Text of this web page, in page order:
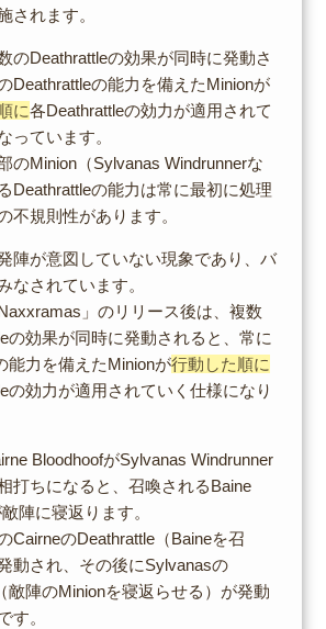
されます。
のDeathrattleの効果が同時に発動さ
Deathrattleの能力を備えたMinionが
に各Deathrattleの効力が適用されて
っています。
のMinion（Sylvanas Windrunnerな
Deathrattleの能力は常に最初に処理
不規則性があります。
陣が意図していない現象であり、バ
なされています。
」のリリース後は、複数
の効果が同時に発動されると、常に
能力を備えたMinionが行動した順に
の効力が適用されていく仕様になり
BloodhoofがSylvanas Windrunner
打ちになると、召喚されるBaine
陣に寝返ります。
CairneのDeathrattle（Baineを召
動され、その後にSylvanasの
敵陣のMinionを寝返らせる）が発動
す。